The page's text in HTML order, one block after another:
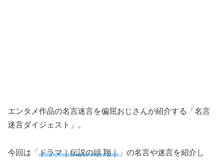
エンタメ作品の名言迷言を偏屈おじさんが紹介する「名言
迷言ダイジェスト」。
今回は「 ドラマ｜伝説の頭 翔｜ 」の名言や迷言を紹介し